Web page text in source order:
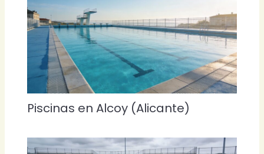
Piscinas en Alcoy (Alicante)